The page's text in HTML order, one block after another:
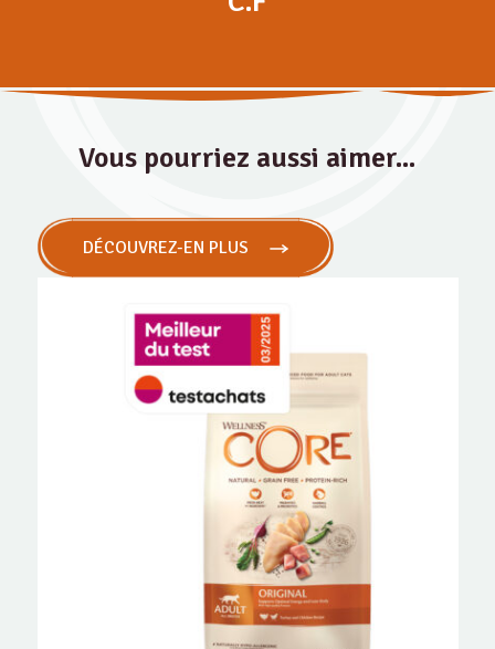
Vous pourriez aussi aimer...
DÉCOUVREZ-EN PLUS